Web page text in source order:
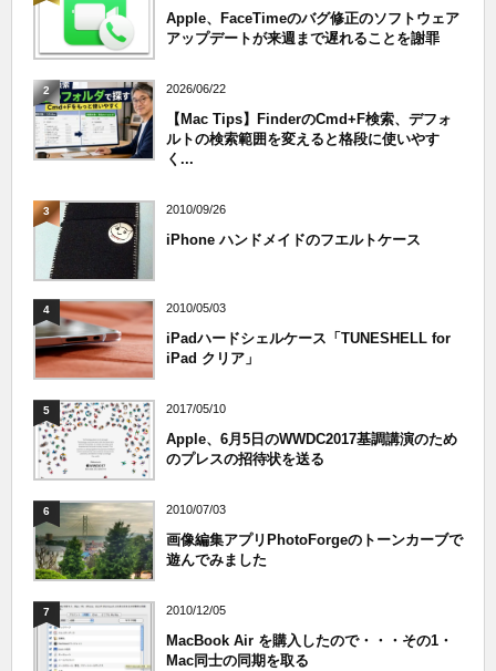
Apple、FaceTimeのバグ修正のソフトウェア
アップデートが来週まで遅れることを謝罪
2 2026/06/22
【Mac Tips】FinderのCmd+F検索、デフォ
ルトの検索範囲を変えると格段に使いやす
く...
3 2010/09/26
iPhone ハンドメイドのフエルトケース
4 2010/05/03
iPadハードシェルケース「TUNESHELL for
iPad クリア」
5 2017/05/10
Apple、6月5日のWWDC2017基調講演のため
のプレスの招待状を送る
6 2010/07/03
画像編集アプリPhotoForgeのトーンカーブで
遊んでみました
7 2010/12/05
MacBook Air を購入したので・・・その1・
Mac同士の同期を取る